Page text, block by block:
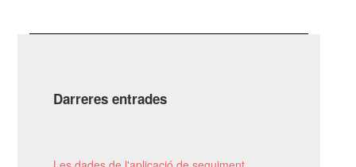
Darreres entrades